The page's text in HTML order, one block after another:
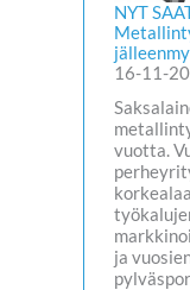
NYT
16-11-
vuotta.
ja